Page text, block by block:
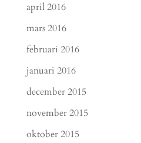
april 2016
mars 2016
februari 2016
januari 2016
december 2015
november 2015
oktober 2015